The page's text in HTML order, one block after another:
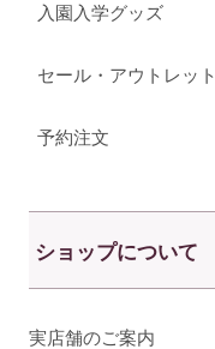
入園入学グッズ
セール・アウトレット
予約注文
ショップについて
実店舗のご案内